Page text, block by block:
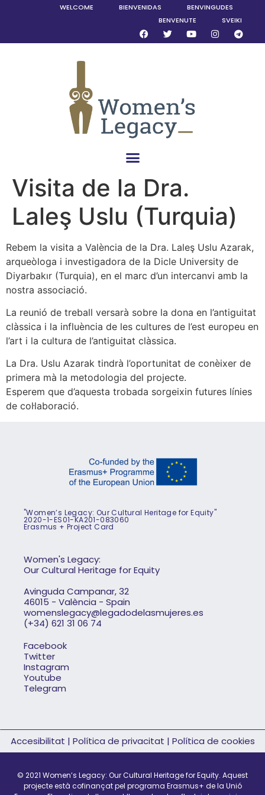
WELCOME BIENVENIDAS
BENVINGUDES
BENVENUTE
SVEIKI
Visita de la Dra.
Laleş Uslu (Turquia)
Rebem la visita a València de la Dra. Laleş Uslu Azarak,
arqueòloga i investigadora de la Dicle University de
Diyarbakır (Turquia), en el marc d’un intercanvi amb la
nostra associació.
La reunió de treball versarà sobre la dona en l’antiguitat
clàssica i la influència de les cultures de l’est europeu en
l’art i la cultura de l’antiguitat clàssica.
La Dra. Uslu Azarak tindrà l’oportunitat de conèixer de
primera mà la metodologia del projecte.
Esperem que d’aquesta trobada sorgeixin futures línies
de col·laboració.
"Women’s Legacy: Our Cultural Heritage for Equity"
2020-1-ES01-KA201-083060
Erasmus + Project Card
Women's Legacy:
Our Cultural Heritage for Equity
Avinguda Campanar, 32
46015 - València - Spain
womenslegacy@legadodelasmujeres.es
(+34) 621 31 06 74
Facebook
Twitter
Instagram
Youtube
Telegram
Accesibilitat | Política de privacitat | Política de cookies
© 2021 Women’s Legacy: Our Cultural Heritage for Equity. Aquest
projecte està cofinançat pel programa Erasmus+ de la Unió